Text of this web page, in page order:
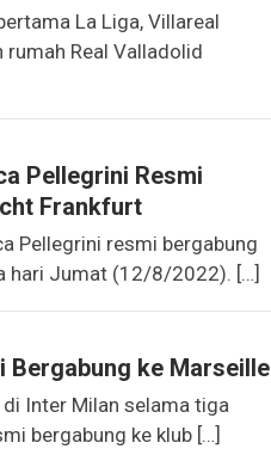
La Liga, Villareal
rumah Real Valladolid
Pellegrini Resmi
Frankfurt
Pellegrini resmi bergabung
hari Jumat (12/8/2022). […]
Bergabung ke Marseille
Inter Milan selama tiga
bergabung ke klub […]